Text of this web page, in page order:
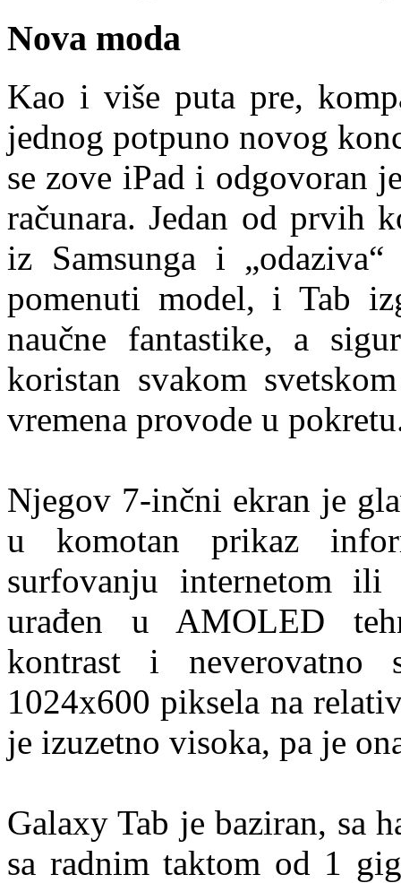
Nova moda
Kao i više puta pre,
jednog potpuno novog
se zove iPad i odgovoran
računara. Jedan od prvih
iz Samsunga i
pomenuti model, i Tab
naučne fantastike, a
koristan svakom
vremena provode u
Njegov 7-inčni ekran je
u komotan prikaz
surfovanju internetom
urađen u AMOLED
kontrast i neverovatno
1024x600 piksela na
je izuzetno visoka, pa je
Galaxy Tab je baziran, sa
sa radnim taktom od 1